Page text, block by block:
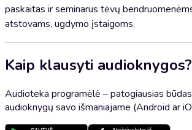
paskaitas ir seminarus tėvų
atstovams, ugdymo įstaigoms.
Kaip klausyti audioknygos?
Audioteka programėlė – patogiausias
audioknygų savo išmaniajame (Android ar